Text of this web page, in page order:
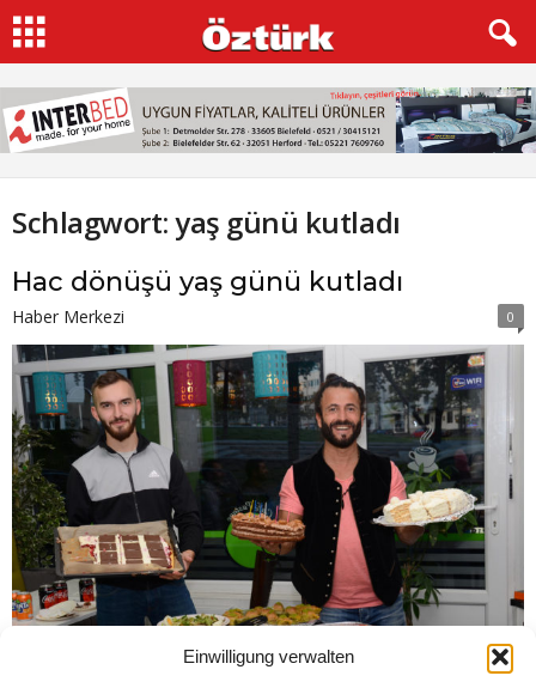
Einwilligung verwalten
Schlagwort: yaş günü kutladı
Hac dönüşü yaş günü kutladı
Haber Merkezi 0